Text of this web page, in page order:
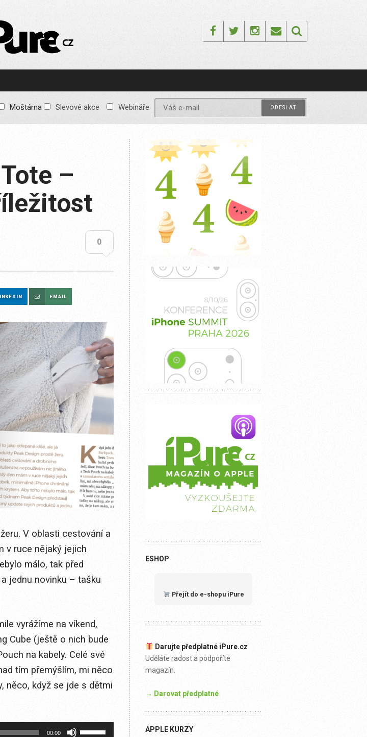
Apple e-
žádné
pro všechny
FacebookTwitterInstagram
Email
Moštárna Slevové akce Webináře
–
0
EMAIL
V oblasti cestování a
v ruce nějaký jejich
málo, tak před
jednu novinku – tašku
vyrážíme na víkend,
Cube (ještě o nich bude
na kabely. Celé své
tím přemýšlím, mi něco
něco, když se jde s dětmi
00:00
Použitím
ESHOP
Přejít do e-shopu iPure
Darujte předplatné iPure.cz
Uděláte radost a podpoříte
magazín.
→ Darovat předplatné
APPLE KURZY